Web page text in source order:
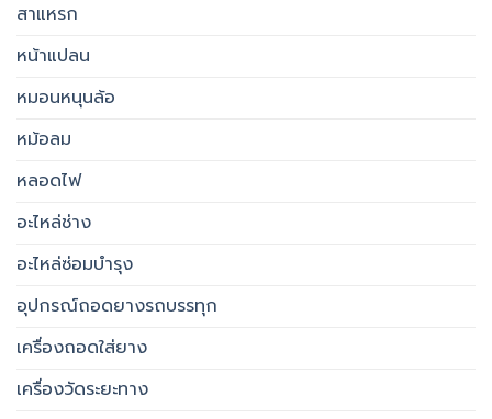
สาแหรก
หน้าแปลน
หมอนหนุนล้อ
หม้อลม
หลอดไฟ
อะไหล่ช่าง
อะไหล่ซ่อมบำรุง
อุปกรณ์ถอดยางรถบรรทุก
เครื่องถอดใส่ยาง
เครื่องวัดระยะทาง